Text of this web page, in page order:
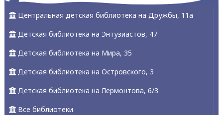
Центральная детская библиотека на Дружбы, 11а
Детская библиотека на Энтузиастов, 47
Детская библиотека на Мира, 35
Детская библиотека на Островского, 3
Детская библиотека на Лермонтова, 6/3
Все библиотеки